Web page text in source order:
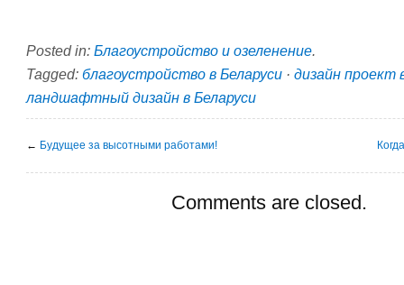
Posted in: Благоустройство и озеленение.
Tagged: благоустройство в Беларуси · дизайн проект
ландшафтный дизайн в Беларуси
← Будущее за высотными работами!
Comments are closed.